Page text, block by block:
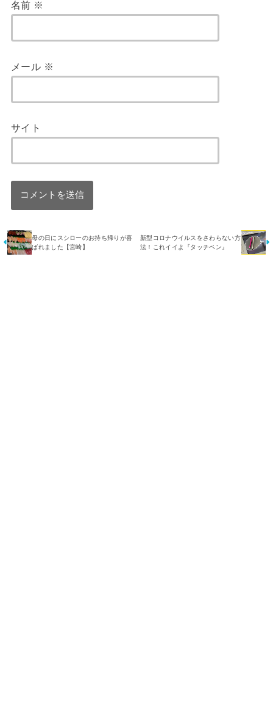
名前 ※
メール ※
サイト
母の日にスシローのお持ち帰りが喜
ばれました【宮崎】
新型コロナウイルスをさわらない方
法！これイイよ『タッチペン』